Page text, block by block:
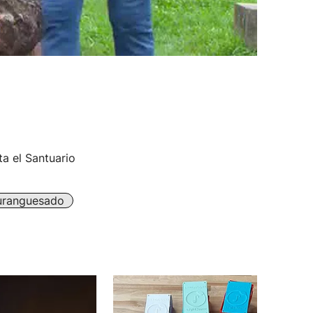
el Santuario